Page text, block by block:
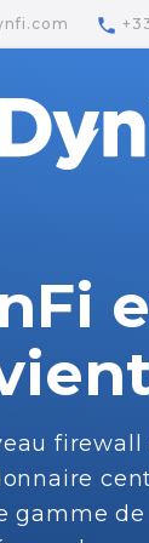
phone
firewall
gamme de